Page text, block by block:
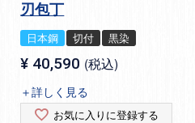
刃包丁
日本鋼 切付 黒染
¥ 40,590 税込
＋詳しく見る
お気に入りに登録する